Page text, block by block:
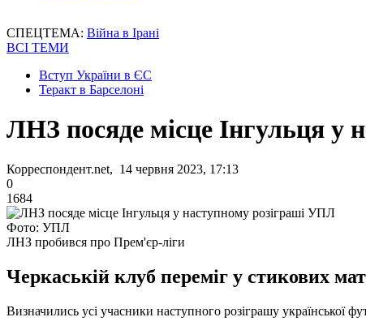
СПЕЦТЕМА: Війна в Ірані
ВСІ ТЕМИ
Вступ України в ЄС
Теракт в Барселоні
ЛНЗ посяде місце Інгульця у
Корреспондент.net, 14 червня 2023, 17:13
0
1684
Фото: УПЛ
ЛНЗ пробився про Прем'єр-ліги
Черкаській клуб переміг у стикових
Визначились усі учасники наступного розіграшу української